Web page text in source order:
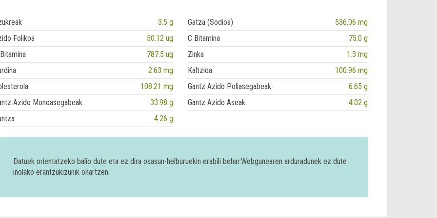
3.5 g Gatza (Sodioa)
536.06 mg
Folikoa
50.12 ug C Bitamina
75.0 g
787.5 ug Zinka
1.3 mg
2.63 mg Kaltzioa
100.96 mg
108.21 mg Gantz Azido Poliasegabeak
6.65 g
Azido Monoasegabeak
33.98 g Gantz Azido Aseak
4.02 g
4.26 g
Datuek orientatzeko balio dute eta ez dira osasun-helburuekin erabili behar.Webgunearen arduradunek ez dute
inolako erantzukizunik onartzen.